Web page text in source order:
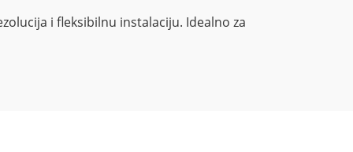
i fleksibilnu instalaciju. Idealno za